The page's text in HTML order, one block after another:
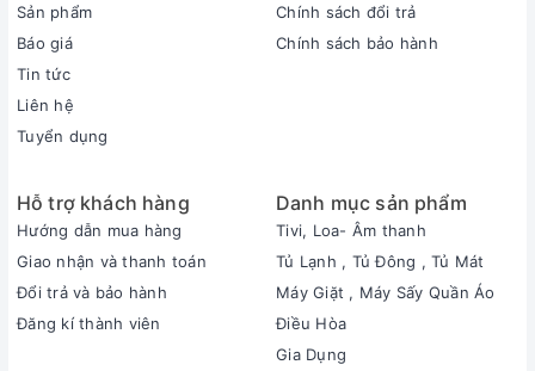
Sản phẩm
Báo giá
Tin tức
Liên hệ
Tuyển dụng
Chính sách đổi trả
Chính sách bảo hành
Hỗ trợ khách hàng
Hướng dẫn mua hàng
Giao nhận và thanh toán
Đổi trả và bảo hành
Đăng kí thành viên
Danh mục sản phẩm
Tivi, Loa- Âm thanh
Tủ Lạnh , Tủ Đông , Tủ Mát
Máy Giặt , Máy Sấy Quần Áo
Điều Hòa
Gia Dụng